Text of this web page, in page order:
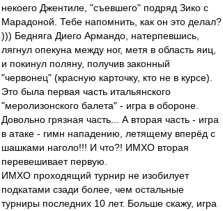
некоего Джентиле, "съевшего" подряд Зико с
Марадоной. Тебе напомнить, как он это делал?
))) Бедняга Диего Армандо, натерпевшись,
лягнул опекуна между ног, метя в область яиц,
и покинул поляну, получив законный
"червонец" (красную карточку, кто не в курсе).
Это была первая часть итальянского
"меролизонского балета" - игра в обороне.
Довольно грязная часть... А вторая часть - игра
в атаке - гимн нападению, летящему вперёд с
шашками наголо!!! И что?! ИМХО вторая
перевешивает первую.
ИМХО проходящий турнир не изобилует
подкатами сзади более, чем остальные
турниры последних 10 лет. Больше скажу, игра